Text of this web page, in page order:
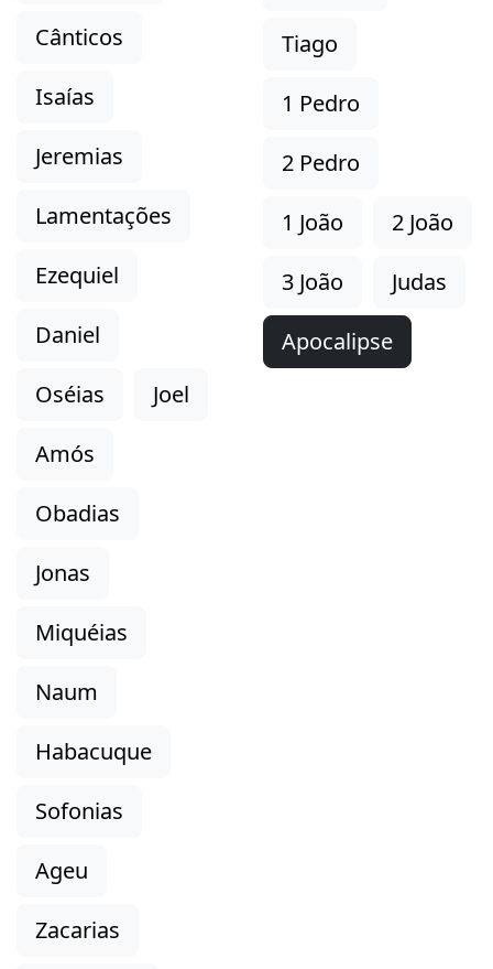
Cânticos
Isaías
Jeremias
Lamentações
Ezequiel
Daniel
Oséias
Joel
Amós
Obadias
Jonas
Miquéias
Naum
Habacuque
Sofonias
Ageu
Zacarias
Tiago
1 Pedro
2 Pedro
1 João
2 João
3 João
Judas
Apocalipse